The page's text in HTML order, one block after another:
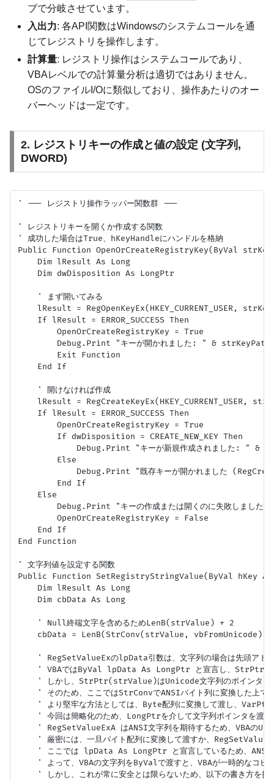
ブで分岐させています。
入出力: 各API関数はWindowsのシステムコールを通
じてレジストリを操作します。
計算量: レジストリ操作はシステムコールであり、
VBAレベルでの計算量分析は適切ではありません。
OSのファイルI/Oに類似しており、操作あたりのオー
バーヘッドは一定です。
2. レジストリキーの作成と値の設定 (文字列,
DWORD)
' --- レジストリ操作ラッパー関数群 ---
' レジストリキーを開くか作成する関数
' 成功した場合はTrue、hKeyHandleにハンドルを格納
Public Function OpenOrCreateRegistryKey(ByVal
    Dim lResult As Long
    Dim dwDisposition As LongPtr
    ' まず開いてみる
lResult = RegOpenKeyEx(HKEY_CURRENT_USER,
    If lResult = ERROR_SUCCESS Then
        OpenOrCreateRegistryKey = True
Debug.Print "キーが開かれました: " &
        Exit Function
    End If
    ' 開けなければ作成
lResult = RegCreateKeyEx(HKEY_CURRENT_USER,
    If lResult = ERROR_SUCCESS Then
        OpenOrCreateRegistryKey = True
        If dwDisposition = CREATE_NEW_KEY Then
Debug.Print "キーが新規作成されました: " &
        Else
Debug.Print "既存キーが開かれました
        End If
    Else
Debug.Print "キーの作成または開くのに失敗しまし
        OpenOrCreateRegistryKey = False
    End If
End Function
' 文字列値を設定する関数
Public Function SetRegistryStringValue(ByVal hKey
    Dim lResult As Long
    Dim cbData As Long
    ' Null終端文字を含めるためLenB(strValue) + 2
cbData = LenB(StrConv(strValue, vbFromUnicode)) +
' RegSetValueExのlpData引数は、文字列の場合は先頭アドレ
' VBAではByVal lpData As LongPtr と宣言し、
' しかし、StrPtr(strValue)はUnicode文字列のポインタ
' そのため、ここではStrConvでANSIバイト列に変換した上で
' より堅牢な方法としては、Byte配列に変換して渡し、
' 今回は簡略化のため、LongPtrを介して文字列ポインタを渡す
' RegSetValueExA はANSI文字列を期待するため、VBAの
' 厳密には、一旦バイト配列に変換して渡すか、
' ここでは lpData As LongPtr と宣言しているため、ANSI
' よって、VBAの文字列をByValで渡すと、VBAが一時的なコピ
' しかし、これが常に安全とは限らないため、以下の書き方を推